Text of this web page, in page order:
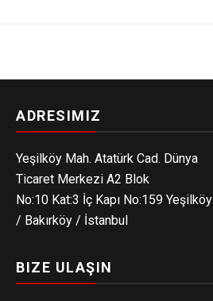
ADRESIMIZ
Yeşilköy Mah. Atatürk Cad. Dünya
Ticaret Merkezi A2 Blok
No:10 Kat:3 İç Kapı No:159 Yeşilköy
/ Bakırköy / İstanbul
BIZE ULAŞIN